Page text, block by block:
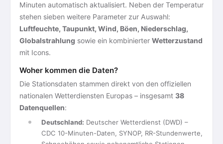
Minuten automatisch aktualisiert. Neben der Temperatur
stehen sieben weitere Parameter zur Auswahl:
Luftfeuchte, Taupunkt, Wind, Böen, Niederschlag,
Globalstrahlung sowie ein kombinierter Wetterzustand
mit Icons.
Woher kommen die Daten?
Die Stationsdaten stammen direkt von den offiziellen
nationalen Wetterdiensten Europas – insgesamt 38
Datenquellen:
Deutschland: Deutscher Wetterdienst (DWD) –
CDC 10-Minuten-Daten, SYNOP, RR-Stundenwerte,